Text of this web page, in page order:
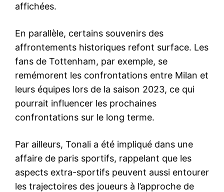
affichées.
En parallèle, certains souvenirs des
affrontements historiques refont surface. Les
fans de Tottenham, par exemple, se
remémorent les confrontations entre Milan et
leurs équipes lors de la saison 2023, ce qui
pourrait influencer les prochaines
confrontations sur le long terme.
Par ailleurs, Tonali a été impliqué dans une
affaire de paris sportifs, rappelant que les
aspects extra-sportifs peuvent aussi entourer
les trajectoires des joueurs à l’approche de